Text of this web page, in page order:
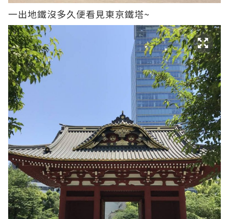
一出地鐵沒多久便看見東京鐵塔~